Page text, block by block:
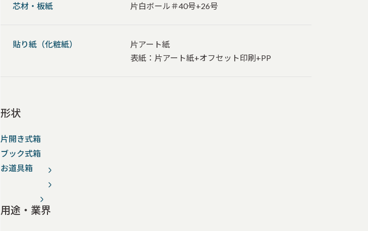
芯材・板紙 片白ボール＃40号+26号
貼り紙（化粧紙）
片アート紙
表紙：片アート紙+オフセット印刷+PP
形状
片開き式箱
ブック式箱
お道具箱
用途・業界